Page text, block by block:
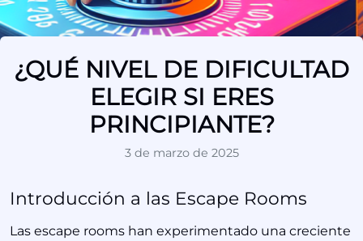
¿QUÉ NIVEL DE DIFICULTAD
ELEGIR SI ERES
PRINCIPIANTE?
3 de marzo de 2025
Introducción a las Escape Rooms
Las escape rooms han experimentado una creciente